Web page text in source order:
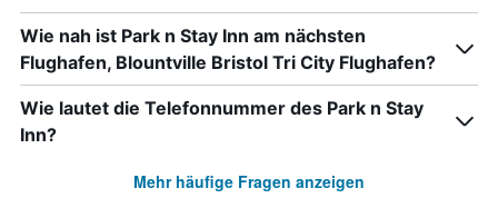
Wie nah ist Park n Stay Inn am nächsten
Flughafen, Blountville Bristol Tri City Flughafen?
Wie lautet die Telefonnummer des Park n Stay
Inn?
Mehr häufige Fragen anzeigen